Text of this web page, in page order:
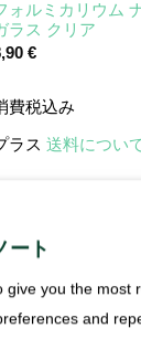
ォルミカリウム
ラス クリア
€
費税込み
ラス送料につい
ート
give you the most
and